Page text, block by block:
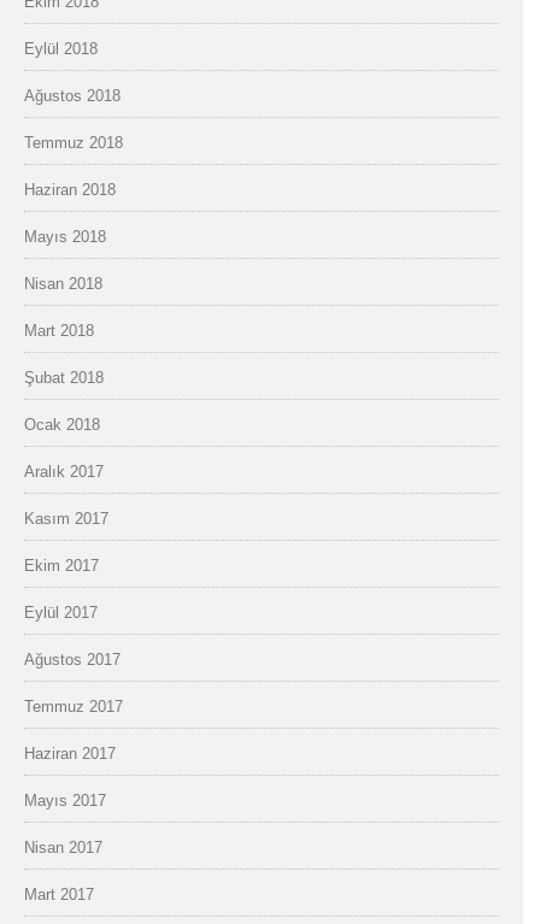
Eylül 2018
Ağustos 2018
Temmuz 2018
Haziran 2018
Mayıs 2018
Nisan 2018
Mart 2018
Şubat 2018
Ocak 2018
Aralık 2017
Kasım 2017
Ekim 2017
Eylül 2017
Ağustos 2017
Temmuz 2017
Haziran 2017
Mayıs 2017
Nisan 2017
Mart 2017